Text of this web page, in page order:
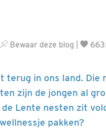
Bewaar deze blog
terug in ons land. Die
zijn de jongen al
Lente nesten zit
pakken?